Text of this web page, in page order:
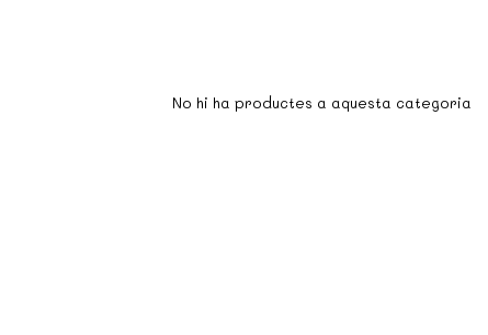
No hi ha productes a aquesta categoria